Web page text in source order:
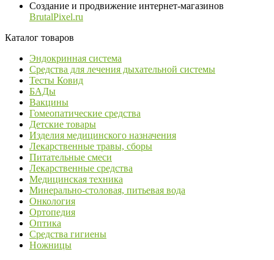
Создание и продвижение интернет-магазинов
BrutalPixel.ru
Каталог товаров
Эндокринная система
Средства для лечения дыхательной системы
Тесты Ковид
БАДы
Вакцины
Гомеопатические средства
Детские товары
Изделия медицинского назначения
Лекарственные травы, сборы
Питательные смеси
Лекарственные средства
Медицинская техника
Минерально-столовая, питьевая вода
Онкология
Ортопедия
Оптика
Средства гигиены
Ножницы